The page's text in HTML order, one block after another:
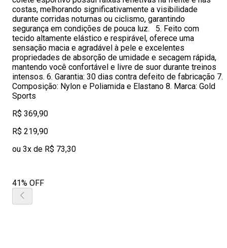
costas, melhorando significativamente a visibilidade
durante corridas noturnas ou ciclismo, garantindo
segurança em condições de pouca luz. 5. Feito com
tecido altamente elástico e respirável, oferece uma
sensação macia e agradável à pele e excelentes
propriedades de absorção de umidade e secagem rápida,
mantendo você confortável e livre de suor durante treinos
intensos. 6. Garantia: 30 dias contra defeito de fabricação 7.
Composição: Nylon e Poliamida e Elastano 8. Marca: Gold
Sports
R$ 369,90
R$ 219,90
ou 3x de R$ 73,30
41% OFF